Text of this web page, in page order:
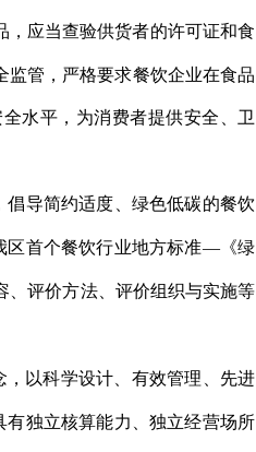
，应当查验供货者的许可证和食
监管，严格要求餐饮企业在食品
水平，为消费者提供安全、卫
导简约适度、绿色低碳的餐饮
区首个餐饮行业地方标准—《绿
、评价方法、评价组织与实施等
，以科学设计、有效管理、先进
独立核算能力、独立经营场所